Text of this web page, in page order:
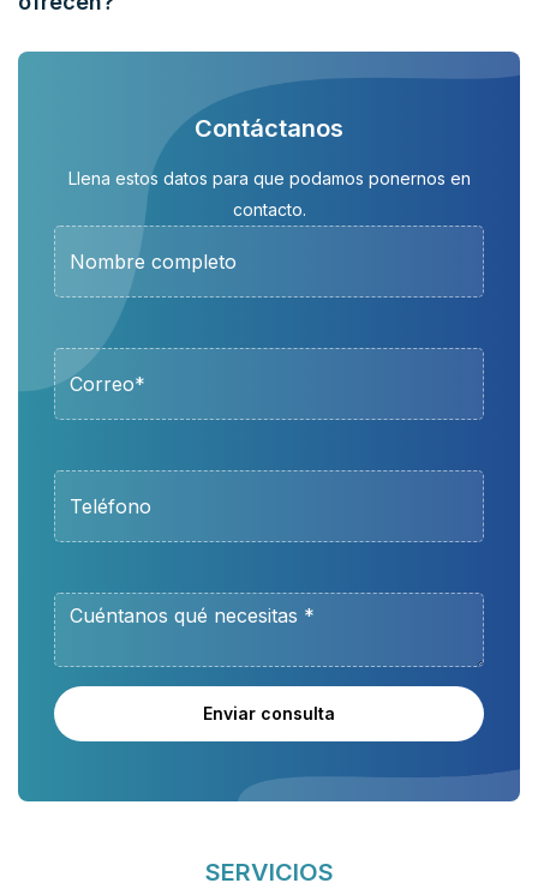
Contáctanos
Llena estos datos para que podamos ponernos en
contacto.
Enviar consulta
SERVICIOS